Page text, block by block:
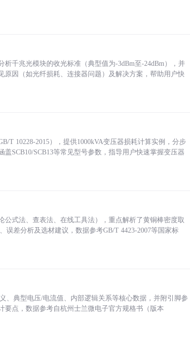
千兆光模块的收光标准（典型值为-3dBm至-24dBm），并
因（如光纤损耗、连接器问题）及解决方案，帮助用户快
T 10228-2015），提供1000kVA变压器损耗计算实例，分步
SCB10/SCB13等常见型号参数，指导用户快速掌握变压器
式法、查表法、在线工具法），重点解析了黄铜棒密度取
误差分析及选材建议，数据参考GB/T 4423-2007等国家标
、典型电压/电流值、内部逻辑关系等核心数据，并附引脚参
点，数据参考自杭州士兰微电子官方规格书（版本